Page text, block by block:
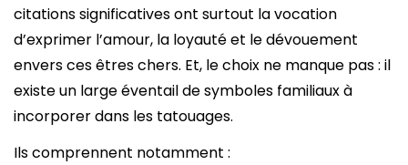
citations significatives ont surtout la vocation
d’exprimer l’amour, la loyauté et le dévouement
envers ces êtres chers. Et, le choix ne manque pas : il
existe un large éventail de symboles familiaux à
incorporer dans les tatouages.
Ils comprennent notamment :